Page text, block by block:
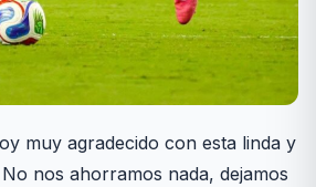
muy agradecido con esta linda y
nos ahorramos nada, dejamos